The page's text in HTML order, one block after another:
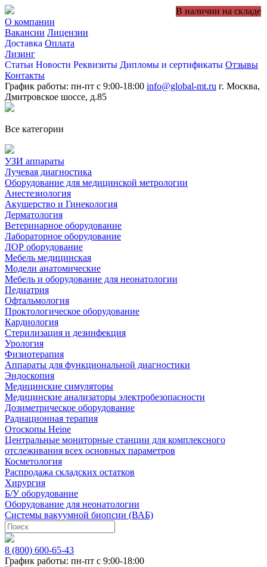
О компании
Вакансии Лицензии
Доставка Оплата
Лизинг
Статьи Новости Реквизиты Дипломы и сертификаты Отзывы
Контакты
График работы: пн-пт с 9:00-18:00 info@global-mt.ru г. Москва,
Дмитровское шоссе, д.85
Все категории
УЗИ аппараты
Лучевая диагностика
Оборудование для медицинской метрологии
Анестезиология
Акушерство и Гинекология
Дерматология
Ветеринарное оборудование
Лабораторное оборудование
ЛОР оборудование
Мебель медицинская
Модели анатомические
Мебель и оборудование для неонатологии
Педиатрия
Офтальмология
Проктологическое оборудование
Кардиология
Стерилизация и дезинфекция
Урология
Физиотерапия
Аппараты для функциональной диагностики
Эндоскопия
Медицинские симуляторы
Медицинские анализаторы электробезопасности
Дозиметрическое оборудование
Радиационная терапия
Отоскопы Heine
Центральные мониторные станции для комплексного
отслеживания всех основных параметров
Косметология
Распродажа складских остатков
Хирургия
Б/У оборудование
Оборудование для неонатологии
Системы вакуумной биопсии (ВАБ)
8 (800) 600-65-43
График работы: пн-пт с 9:00-18:00
В наличии на складе